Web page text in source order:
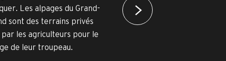
Les alpages du Grand-
sont des terrains privés
par les agriculteurs pour le
de leur troupeau.